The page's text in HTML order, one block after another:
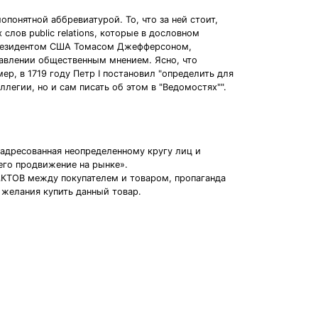
аббревиатурой. То, что за ней стоит,
слов public relations, которые в дословном
США Томасом Джефферсоном,
общественным мнением. Ясно, что
в 1719 году Петр I постановил "определить для
но и сам писать об этом в "Ведомостях"".
неопределенному кругу лиц и
продвижение на рынке».
между покупателем и товаром, пропаганда
купить данный товар.